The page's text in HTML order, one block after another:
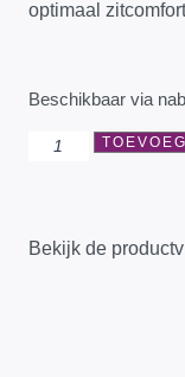
optimaal
Beschikbaar via
Bekijk de